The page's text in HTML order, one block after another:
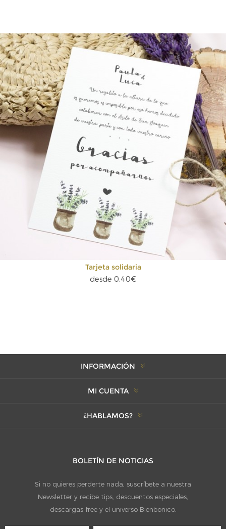
Tarjeta solidaria
desde 0,40€
INFORMACIÓN
MI CUENTA
¿HABLAMOS?
BOLETÍN DE NOTICIAS
Si no quieres perderte nada, suscríbete a nuestra
Newsletter y recibe tips, descuentos especiales,
descargas free y el universo Bienbonico.